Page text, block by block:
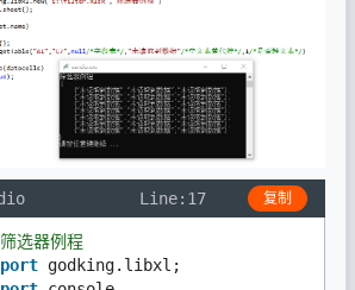
Line:17 复制
选器例程
godking.libxl;